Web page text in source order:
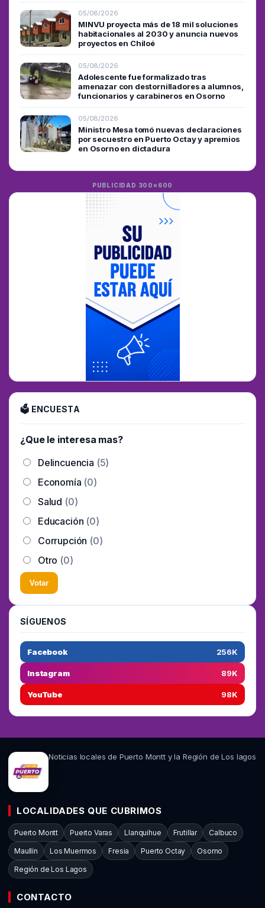
05/08/2026
MINVU proyecta más de 18 mil soluciones
habitacionales al 2030 y anuncia nuevos
proyectos en Chiloé
05/08/2026
Adolescente fue formalizado tras
amenazar con destornilladores a alumnos,
funcionarios y carabineros en Osorno
05/08/2026
Ministro Mesa tomó nuevas declaraciones
por secuestro en Puerto Octay y apremios
en Osorno en dictadura
PUBLICIDAD 300×600
🗳 ENCUESTA
¿Que le interesa mas?
Delincuencia (5)
Economía (0)
Salud (0)
Educación (0)
Corrupción (0)
Otro (0)
Votar
SÍGUENOS
Facebook 256K
Instagram 89K
YouTube 98K
Noticias locales de Puerto Montt y la Región de Los lagos
LOCALIDADES QUE CUBRIMOS
Puerto Montt Puerto Varas Llanquihue Frutillar Calbuco
Maullín Los Muermos Fresia Puerto Octay Osorno
Región de Los Lagos
CONTACTO